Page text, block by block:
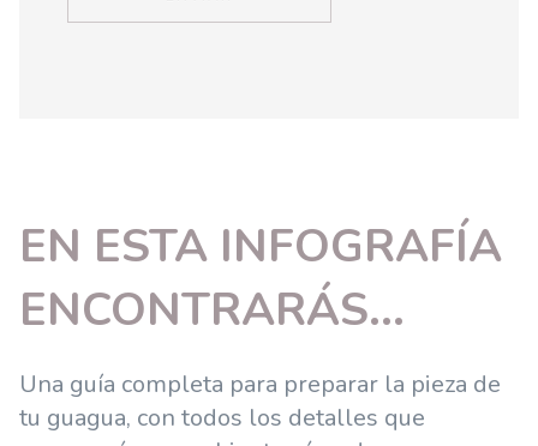
EN ESTA INFOGRAFÍA
ENCONTRARÁS...
Una guía completa para preparar la pieza de
tu guagua, con todos los detalles que